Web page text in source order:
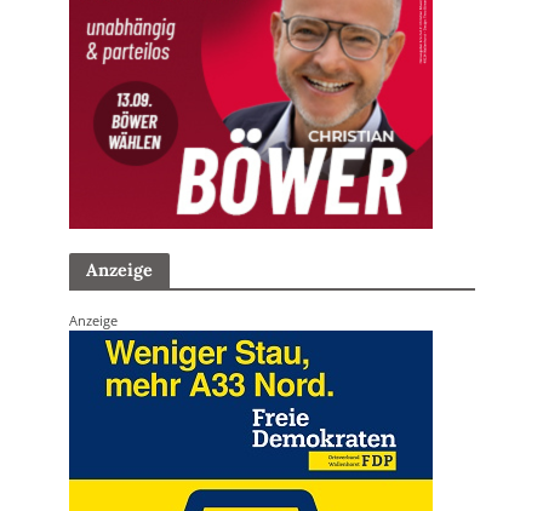
Anzeige
Anzeige